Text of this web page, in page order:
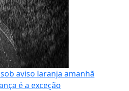
aviso laranja amanhã
é a exceção